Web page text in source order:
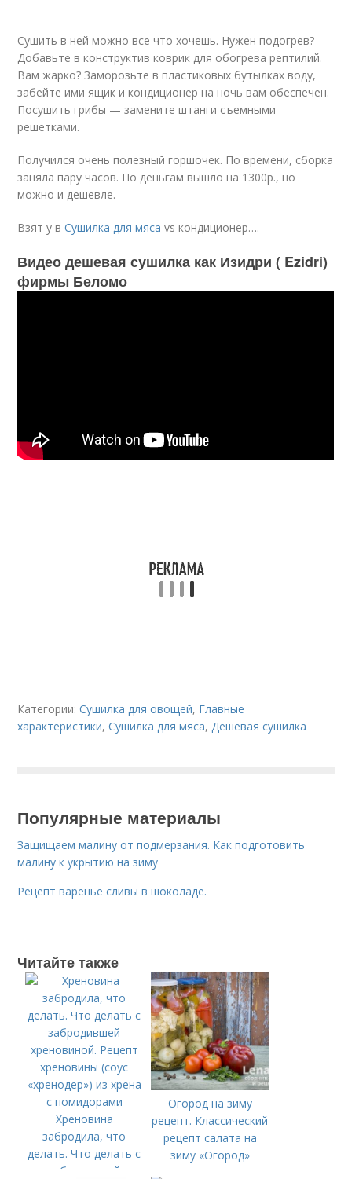
Сушить в ней можно все что хочешь. Нужен подогрев?
Добавьте в конструктив коврик для обогрева рептилий.
Вам жарко? Заморозьте в пластиковых бутылках воду,
забейте ими ящик и кондиционер на ночь вам обеспечен.
Посушить грибы — замените штанги съемными
решетками.
Получился очень полезный горшочек. По времени, сборка
заняла пару часов. По деньгам вышло на 1300р., но
можно и дешевле.
Взят у вСушилка для мяса vs кондиционер….
Видео дешевая сушилка как Изидри ( Ezidri)
фирмы Беломо
Категории:Сушилка для овощей, Главные
характеристики,Сушилка для мяса,Дешевая сушилка
Популярные материалы
Защищаем малину от подмерзания. Как подготовить
малину к укрытию на зиму
Рецепт варенье сливы в шоколаде.
Читайте также
Хреновина
забродила, что
делать. Что делать с
забродившей
Огород на зиму
рецепт. Классический
рецепт салата на
зиму «Огород»